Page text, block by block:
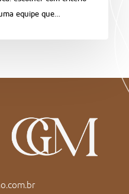
equipe que…